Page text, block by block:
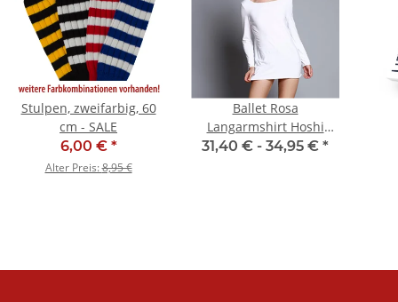
Stulpen, zweifarbig, 60
cm - SALE
6,00 € *
Alter Preis:8,95 €
Ballet Rosa
Langarmshirt Hoshi
schwarz
31,40 € - 34,95 € *